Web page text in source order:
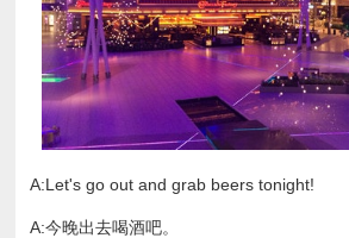
A:Let's go out and grab beers tonight!
A:今晚出去喝酒吧。